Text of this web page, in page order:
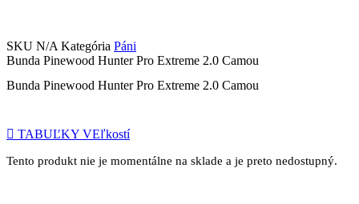
SKU N/A Kategória Páni
Bunda Pinewood Hunter Pro Extreme 2.0 Camou
Bunda Pinewood Hunter Pro Extreme 2.0 Camou
TABUĽKY VEľkostí
Tento produkt nie je momentálne na sklade a je preto nedostupný.